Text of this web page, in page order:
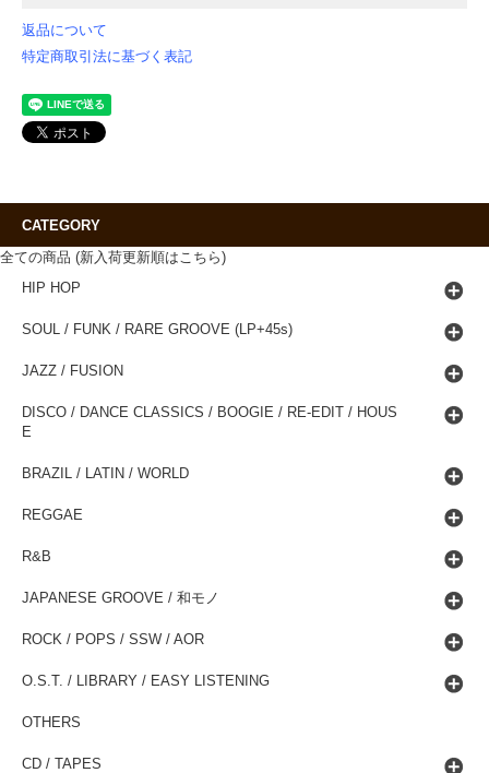
返品について
特定商取引法に基づく表記
CATEGORY
全ての商品 (新入荷更新順はこちら)
HIP HOP
SOUL / FUNK / RARE GROOVE (LP+45s)
JAZZ / FUSION
DISCO / DANCE CLASSICS / BOOGIE / RE-EDIT / HOUS
E
BRAZIL / LATIN / WORLD
REGGAE
R&B
JAPANESE GROOVE / 和モノ
ROCK / POPS / SSW / AOR
O.S.T. / LIBRARY / EASY LISTENING
OTHERS
CD / TAPES